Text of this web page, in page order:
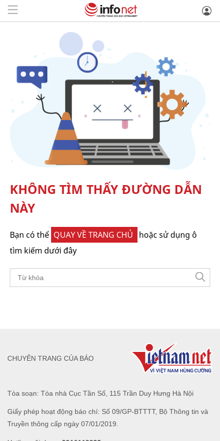
KHÔNG TÌM THẤY ĐƯỜNG DẪN
NÀY
Bạn có thể QUAY VỀ TRANG CHỦ
hoặc sử dụng ô
tìm kiếm dưới đây
Tòa soạn: Tòa nhà Cục Tần Số, 115 Trần Duy Hưng Hà Nội
Giấy phép hoạt động báo chí: Số 09/GP-BTTTT, Bộ Thông tin và
Truyền thông cấp ngày 07/01/2019.
CHUYÊN TRANG CỦA BÁO